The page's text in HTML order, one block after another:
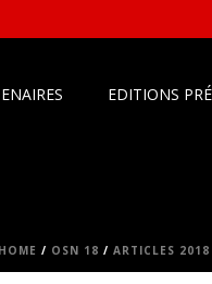
EDITIONS
/ OSN 18 / ARTICLES 2018